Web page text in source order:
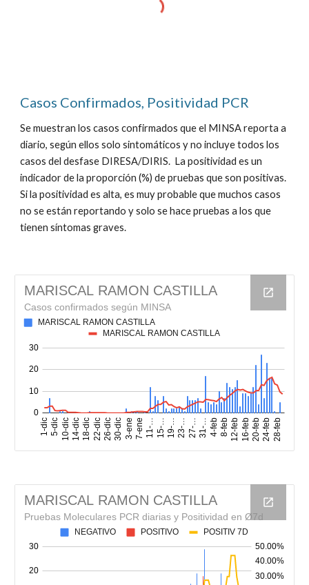
Casos Confirmados, Positividad PCR
Se muestran los casos confirmados que el MINSA reporta a
diario, según ellos solo sintomáticos y no incluye todos los
casos del desfase DIRESA/DIRIS. La positividad es un
indicador de la proporción (%) de pruebas que son positivas.
Si la positividad es alta, es muy probable que muchos casos
no se están reportando y solo se hace pruebas a los que
tienen síntomas graves.